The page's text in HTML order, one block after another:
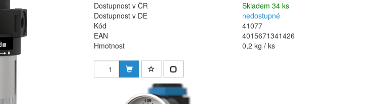
Dostupnost v ČR
Skladem 34 ks
Dostupnost v DE
nedostupné
Kód
41077
EAN
4015671341426
Hmotnost
0,2 kg / ks